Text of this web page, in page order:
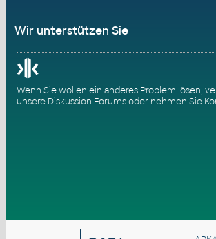
Wir unterstützen Sie
Wenn Sie wollen ein anderes Problem lösen,
unsere Diskussion Forumsoder nehmen Sie